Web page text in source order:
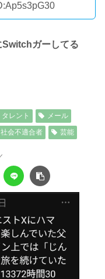
Switchガーしてる
タレント
メール
社会不適合者 芸能